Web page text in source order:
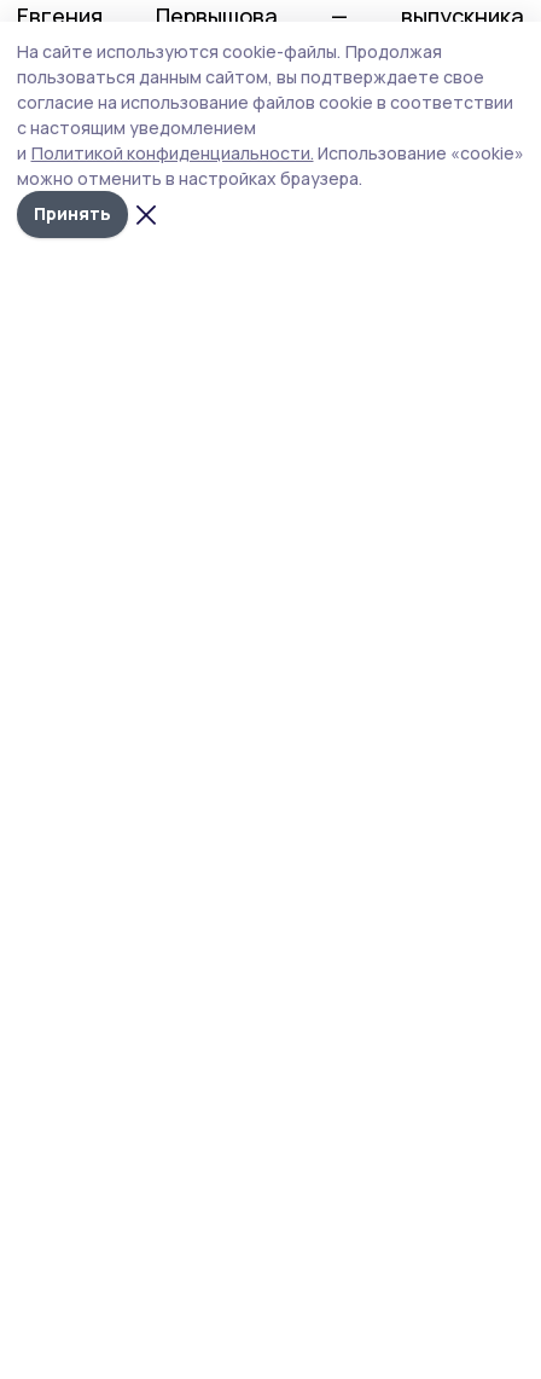
Евгения Первышова — выпускника
федеральной программы «Время героев», и
реализовывалась вместе с его коллегами по
программе — Алексеем Кондратьевым и
Константином Кутейниковым. Заявку в
программу подали почти 400 участников и
ветеранов СВО. После всех вступительных
испытаний участниками первого потока стали
На сайте используются cookie-файлы. Продолжая
пользоваться данным сайтом, вы подтверждаете свое
согласие на использование файлов cookie в соответствии
с настоящим уведомлением
и Политикой конфиденциальности. Использование «cookie»
можно отменить в настройках браузера.
Принять